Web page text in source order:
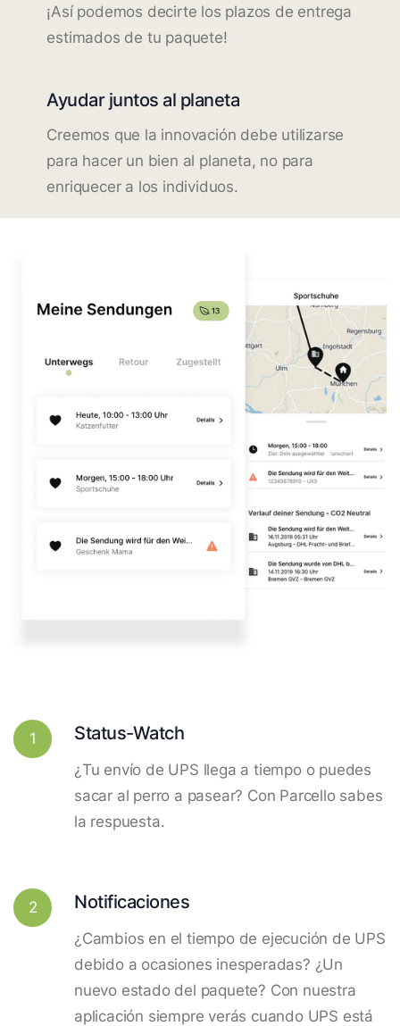
¡Así podemos decirte los plazos de entrega
estimados de tu paquete!
Ayudar juntos al planeta
Creemos que la innovación debe utilizarse
para hacer un bien al planeta, no para
enriquecer a los individuos.
1 Status-Watch
¿Tu envío de UPS llega a tiempo o puedes
sacar al perro a pasear? Con Parcello sabes
la respuesta.
2 Notificaciones
¿Cambios en el tiempo de ejecución de UPS
debido a ocasiones inesperadas? ¿Un
nuevo estado del paquete? Con nuestra
aplicación siempre verás cuando UPS está